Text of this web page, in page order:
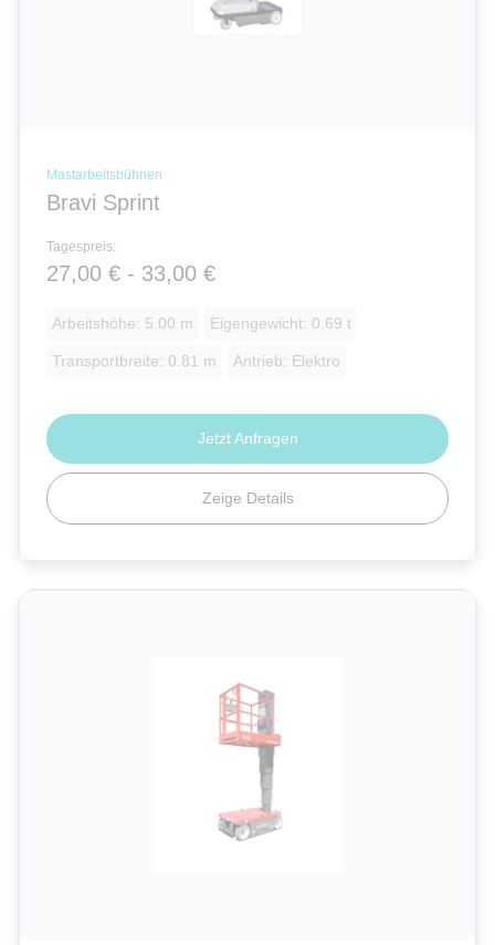
Mastarbeitsbühnen
Bravi Sprint
Tagespreis:
27,00 € - 33,00 €
Arbeitshöhe: 5.00 m Eigengewicht: 0.69 t
Transportbreite: 0.81 m Antrieb: Elektro
Zeige Details
Jetzt Anfragen